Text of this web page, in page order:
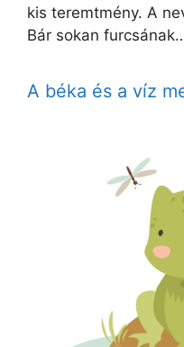
kis teremtmény. A
Bár sokan
A béka és a víz